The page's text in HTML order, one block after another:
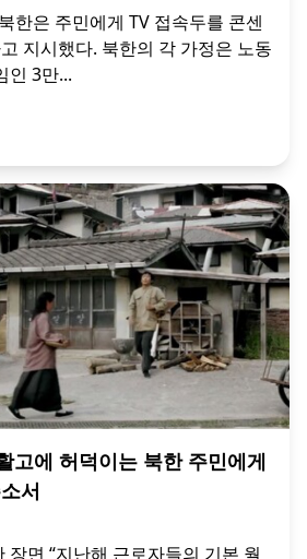
한은 주민에게 TV 접속두를 콘센
지시했다. 북한의 각 가정은 노동
인 3만...
고에 허덕이는 북한 주민에게
서
장면 “지난해 근로자들의 기본 월